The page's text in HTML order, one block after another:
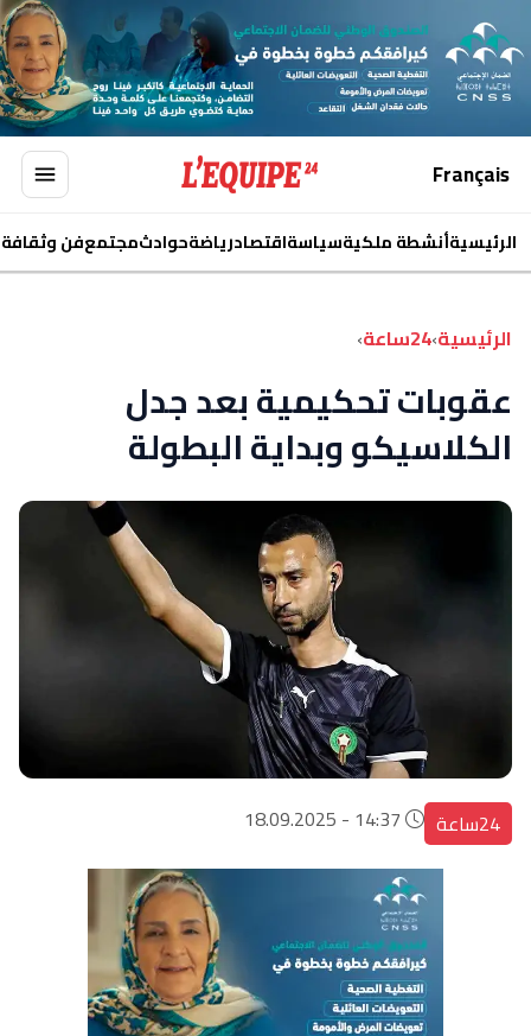
Français
الرئيسيةأنشطة ملكيةسياسةاقتصادرياضةحوادثمجتمعفن وثقافة
الرئيسية›24ساعة ›
عقوبات تحكيمية بعد جدل
الكلاسيكو وبداية البطولة
24ساعة